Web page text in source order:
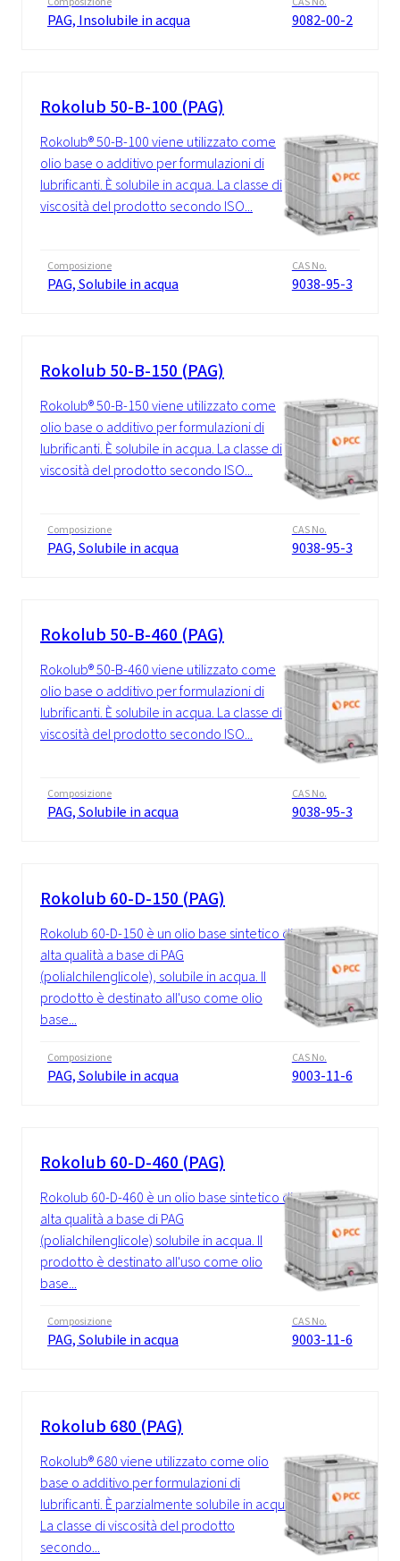
PAG, Insolubile in acqua 9082-00-2
Rokolub 50-B-100 (PAG)
Rokolub® 50-B-100 viene utilizzato come
olio base o additivo per formulazioni di
lubrificanti. È solubile in acqua. La classe di
viscosità del prodotto secondo ISO...
Composizione
PAG, Solubile in acqua
CAS No.
9038-95-3
Rokolub 50-B-150 (PAG)
Rokolub® 50-B-150 viene utilizzato come
olio base o additivo per formulazioni di
lubrificanti. È solubile in acqua. La classe di
viscosità del prodotto secondo ISO...
Composizione
PAG, Solubile in acqua
CAS No.
9038-95-3
Rokolub 50-B-460 (PAG)
Rokolub® 50-B-460 viene utilizzato come
olio base o additivo per formulazioni di
lubrificanti. È solubile in acqua. La classe di
viscosità del prodotto secondo ISO...
Composizione
PAG, Solubile in acqua
CAS No.
9038-95-3
Rokolub 60-D-150 (PAG)
Rokolub 60-D-150 è un olio base sintetico di
alta qualità a base di PAG
(polialchilenglicole), solubile in acqua. Il
prodotto è destinato all'uso come olio
base...
Composizione
PAG, Solubile in acqua
CAS No.
9003-11-6
Rokolub 60-D-460 (PAG)
Rokolub 60-D-460 è un olio base sintetico di
alta qualità a base di PAG
(polialchilenglicole) solubile in acqua. Il
prodotto è destinato all'uso come olio
base...
Composizione
PAG, Solubile in acqua
CAS No.
9003-11-6
Rokolub 680 (PAG)
Rokolub® 680 viene utilizzato come olio
base o additivo per formulazioni di
lubrificanti. È parzialmente solubile in acqua.
La classe di viscosità del prodotto
secondo...